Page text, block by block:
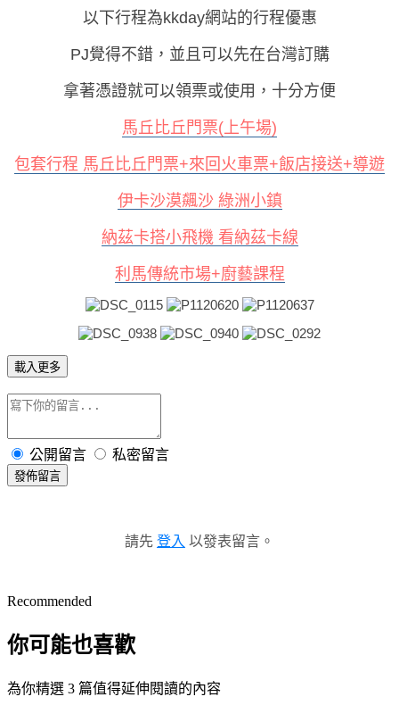
以下行程為kkday網站的行程優惠
PJ覺得不錯，並且可以先在台灣訂購
拿著憑證就可以領票或使用，十分方便
馬丘比丘門票(上午場)
包套行程 馬丘比丘門票+來回火車票+飯店接送+導遊
伊卡沙漠飆沙 綠洲小鎮
納茲卡搭小飛機 看納茲卡線
利馬傳統市場+廚藝課程
載入更多
公開留言 私密留言
發佈留言
請先 登入 以發表留言。
Recommended
你可能也喜歡
為你精選 3 篇值得延伸閱讀的內容